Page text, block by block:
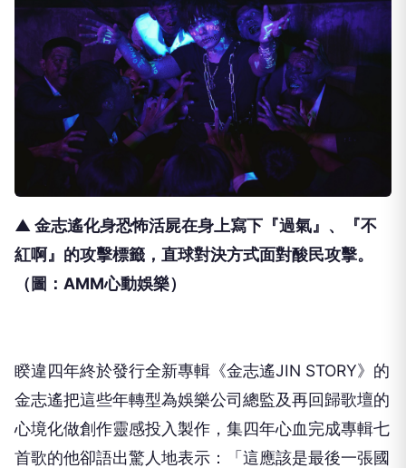
▲ 金志遙化身恐怖活屍在身上寫下『過氣』、『不
紅啊』的攻擊標籤，直球對決方式面對酸民攻擊。
（圖：AMM心動娛樂）
睽違四年終於發行全新專輯《金志遙JIN STORY》的
金志遙把這些年轉型為娛樂公司總監及再回歸歌壇的
心境化做創作靈感投入製作，集四年心血完成專輯七
首歌的他卻語出驚人地表示：「這應該是最後一張國